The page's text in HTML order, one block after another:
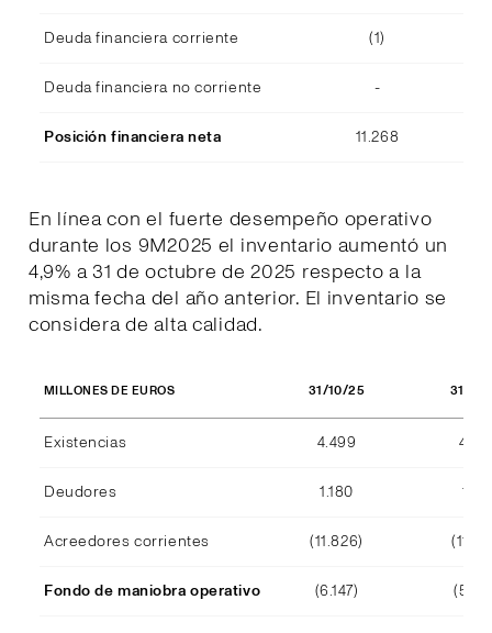
Deuda financiera corriente (1)
Deuda financiera no corriente -
Posición financiera neta 11.268
En línea con el fuerte desempeño operativo
durante los 9M2025 el inventario aumentó un
4,9% a 31 de octubre de 2025 respecto a la
misma fecha del año anterior. El inventario se
considera de alta calidad.
MILLONES DE EUROS 31/10/25 31/
Existencias 4.499
Deudores 1.180
Acreedores corrientes (11.826)
Fondo de maniobra operativo (6.147)